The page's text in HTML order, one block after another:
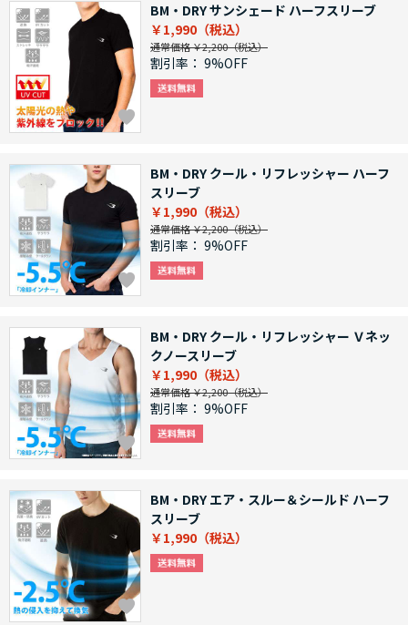
BM・DRY サンシェード ハーフスリーブ
￥1,990
通常価格 ￥2,200
割引率： 9%OFF
BM・DRY クール・リフレッシャー ハーフ
スリーブ
￥1,990
通常価格 ￥2,200
割引率： 9%OFF
BM・DRY クール・リフレッシャー Ｖネッ
クノースリーブ
￥1,990
通常価格 ￥2,200
割引率： 9%OFF
BM・DRY エア・スルー＆シールド ハーフ
スリーブ
￥1,990